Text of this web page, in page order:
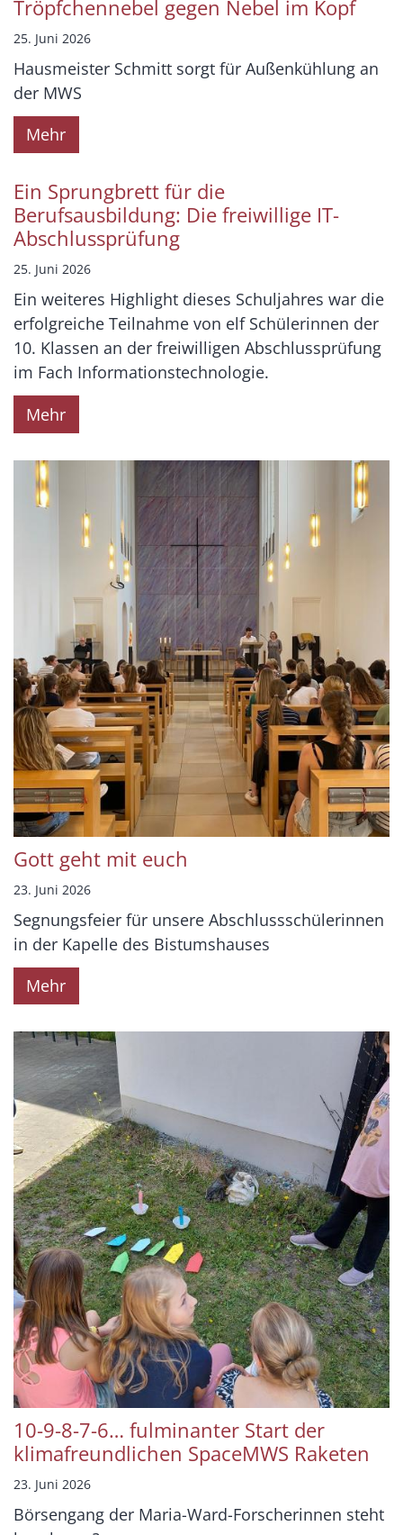
Tröpfchennebel gegen Nebel im Kopf
25. Juni 2026
Hausmeister Schmitt sorgt für Außenkühlung an
der MWS
Mehr
Ein Sprungbrett für die
Berufsausbildung: Die freiwillige IT-
Abschlussprüfung
25. Juni 2026
Ein weiteres Highlight dieses Schuljahres war die
erfolgreiche Teilnahme von elf Schülerinnen der
10. Klassen an der freiwilligen Abschlussprüfung
im Fach Informationstechnologie.
Mehr
Gott geht mit euch
23. Juni 2026
Segnungsfeier für unsere Abschlussschülerinnen
in der Kapelle des Bistumshauses
Mehr
10-9-8-7-6… fulminanter Start der
klimafreundlichen SpaceMWS Raketen
23. Juni 2026
Börsengang der Maria-Ward-Forscherinnen steht